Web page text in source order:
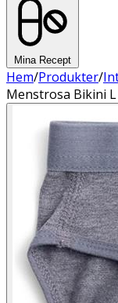
Mina Recept
Hem/Produkter/
Menstrosa Bikini L